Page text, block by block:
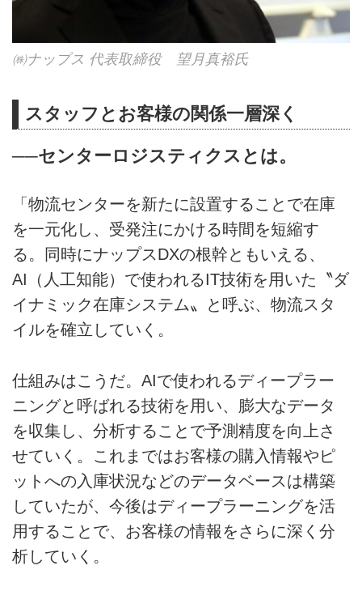
㈱ナップス 代表取締役 望月真裕氏
スタッフとお客様の関係一層深く
──センターロジスティクスとは。
「物流センターを新たに設置することで在庫
を一元化し、受発注にかける時間を短縮す
る。同時にナップスDXの根幹ともいえる、
AI（人工知能）で使われるIT技術を用いた〝ダ
イナミック在庫システム〟と呼ぶ、物流スタ
イルを確立していく。
仕組みはこうだ。AIで使われるディープラー
ニングと呼ばれる技術を用い、膨大なデータ
を収集し、分析することで予測精度を向上さ
せていく。これまではお客様の購入情報やピ
ットへの入庫状況などのデータベースは構築
していたが、今後はディープラーニングを活
用することで、お客様の情報をさらに深く分
析していく。